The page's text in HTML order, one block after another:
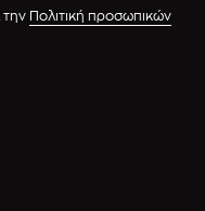
την
Πολιτική προσωπικών